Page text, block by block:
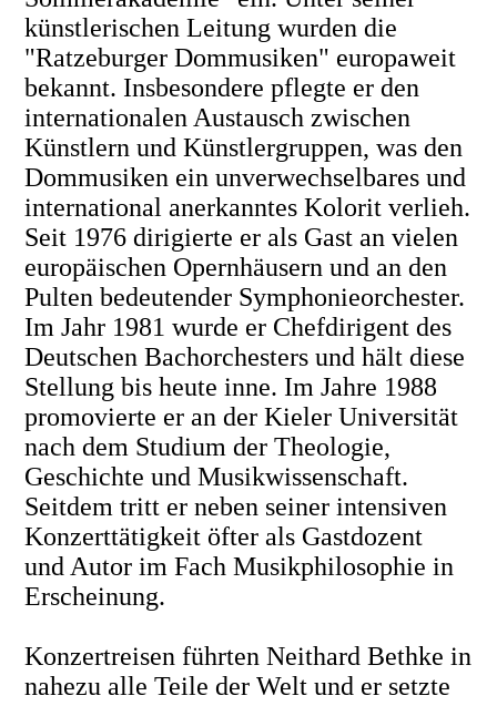
künstlerischen Leitung wurden die
"Ratzeburger Dommusiken" europaweit
bekannt. Insbesondere pflegte er den
internationalen Austausch zwischen
Künstlern und Künstlergruppen, was den
Dommusiken ein unverwechselbares und
international anerkanntes Kolorit verlieh.
Seit 1976 dirigierte er als Gast an vielen
europäischen Opernhäusern und an den
Pulten bedeutender Symphonieorchester.
Im Jahr 1981 wurde er Chefdirigent des
Deutschen Bachorchesters und hält diese
Stellung bis heute inne. Im Jahre 1988
promovierte er an der Kieler Universität
nach dem Studium der Theologie,
Geschichte und Musikwissenschaft.
Seitdem tritt er neben seiner intensiven
Konzerttätigkeit öfter als Gastdozent
und Autor im Fach Musikphilosophie in
Erscheinung.
Konzertreisen führten Neithard Bethke in
nahezu alle Teile der Welt und er setzte